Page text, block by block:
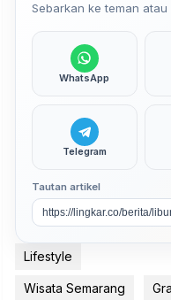
Sebarkan ke teman
WhatsApp
Telegram
Tautan artikel
Lifestyle
Wisata Semarang